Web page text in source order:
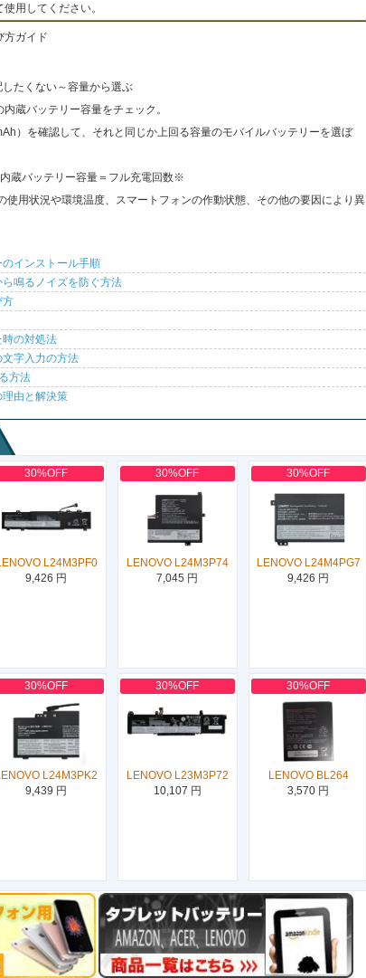
用してください。
方ガイド
たくない～容量から選ぶ
蔵バッテリー容量をチェック。
）を確認して、それと同じか上回る容量のモバイルバッテリーを選ぼ
蔵バッテリー容量＝フル充電回数※
用状況や環境温度、スマートフォンの作動状態、その他の要因により異
インストール手順
鳴るノイズを防ぐ方法
方
の対処法
字入力の方法
方法
理由と解決策
30%OFF
L24M3PF0
9,426 円
30%OFF
LENOVO L24M3P74
7,045 円
30%OFF
LENOVO L24M4PG7
9,426 円
30%OFF
L24M3PK2
9,439 円
30%OFF
LENOVO L23M3P72
10,107 円
30%OFF
LENOVO BL264
3,570 円